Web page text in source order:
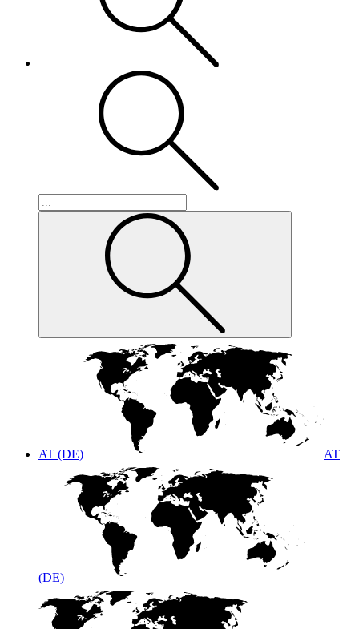
AT (DE) AT
(DE)